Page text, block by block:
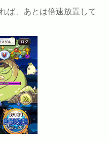
ば、あとは倍速放置して